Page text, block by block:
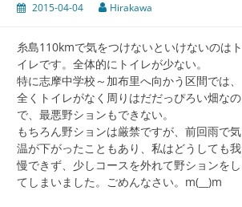
2015-04-04 Hirakawa
糸島110kmで気をつけないといけないのはト
イレです。全体的にトイレが少ない。
特に志摩中学校～加布里へ向かう区間では、
全くトイレがなく周りはだだっぴろい畑なの
で、最悪野ションもできない。
もちろん野ションは厳禁ですが、前回雨で気
温が下がったこともあり、私はどうしても我
慢できず、少しコースを外れて野ションをし
てしまいました。ごめんなさい。m(__)m